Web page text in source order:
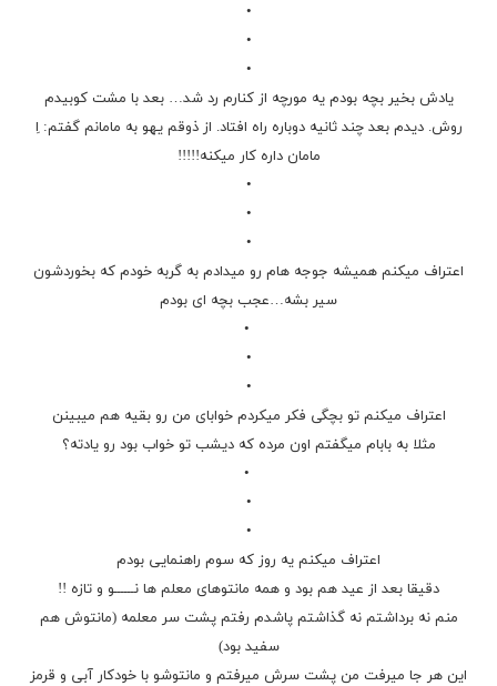
•
•
•
یادش بخیر بچه بودم یه مورچه از کنارم رد شد… بعد با مشت کوبیدم
روش. دیدم بعد چند ثانیه دوباره راه افتاد. از ذوقم یهو به مامانم گفتم: اِ
مامان داره کار میکنه!!!!!
•
•
•
اعتراف میکنم همیشه جوجه هام رو میدادم به گربه خودم که بخوردشون
سیر بشه…عجب بچه ای بودم
•
•
•
اعتراف میکنم تو بچگی فکر میکردم خوابای من رو بقیه هم میبینن
مثلا به بابام میگفتم اون مرده که دیشب تو خواب بود رو یادته؟
•
•
•
اعتراف میکنم یه روز که سوم راهنمایی بودم
دقیقا بعد از عید هم بود و همه مانتوهای معلم ها نــــــو و تازه !!
منم نه برداشتم نه گذاشتم پاشدم رفتم پشت سر معلمه (مانتوش هم
سفید بود)
این هر جا میرفت من پشت سرش میرفتم و مانتوشو با خودکار آبی و قرمز